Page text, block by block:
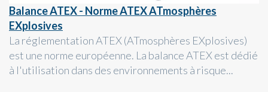
Balance ATEX - Norme ATEX ATmosphères
EXplosives
La réglementation ATEX (ATmosphères EXplosives)
est une norme européenne. La balance ATEX est dédié
à l'utilisation dans des environnements à risque...